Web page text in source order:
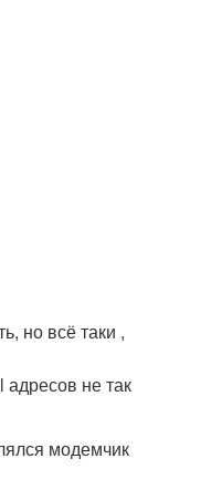
но всё таки ,
не так
модемчик